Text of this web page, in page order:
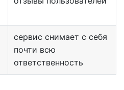
сервис снимает с себя
почти всю
ответственность